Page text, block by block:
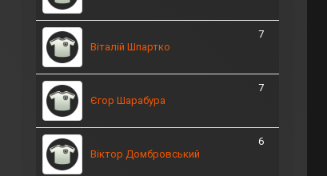
Віталій Шпартко
7
Єгор Шарабура
7
Віктор Домбровський
6